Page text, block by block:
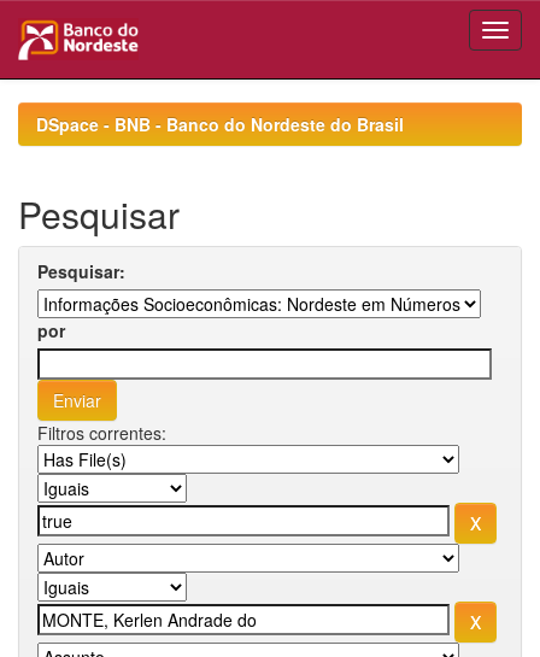
navigationDSpace - BNB - Banco do Nordeste do Brasil
Pesquisar
Pesquisar:
por
Filtros correntes: